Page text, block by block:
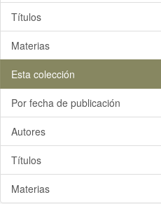
Títulos
Materias
Esta colección
Por fecha de publicación
Autores
Títulos
Materias